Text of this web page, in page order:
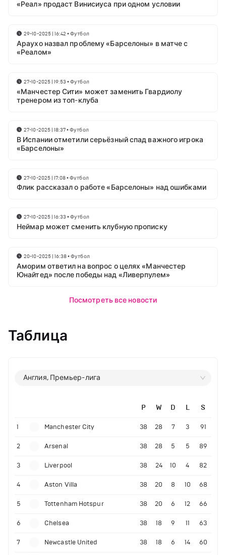
«Реал» продаст Винисиуса при одном условии
29-10-2025 | 16:42 •Футбол
Араухо назвал проблему «Барселоны» в матче с
«Реалом»
27-10-2025 | 19:53 •Футбол
«Манчестер Сити» может заменить Гвардиолу
тренером из топ-клуба
27-10-2025 | 18:37•Футбол
В Испании отметили серьёзный спад важного игрока
«Барселоны»
27-10-2025 | 17:08•Футбол
Флик рассказал о работе «Барселоны» над ошибками
27-10-2025 | 16:33 •Футбол
Неймар может сменить клубную прописку
20-10-2025 | 16:38•Футбол
Аморим ответил на вопрос о целях «Манчестер
Юнайтед» после победы над «Ливерпулем»
Посмотреть все новости
Таблица
Англия, Премьер-лига
P W D L S
1 Manchester City 38 28 7 3 91
2 Arsenal 38 28 5 5 89
3 Liverpool 38 24 10 4 82
4 Aston Villa 38 20 8 10 68
5 Tottenham Hotspur 38 20 6 12 66
6 Chelsea 38 18 9 11 63
7 Newcastle United 38 18 6 14 60